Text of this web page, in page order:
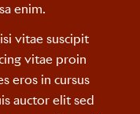
enim.
vitae suscipit
vitae proin
eros in cursus
auctor elit sed